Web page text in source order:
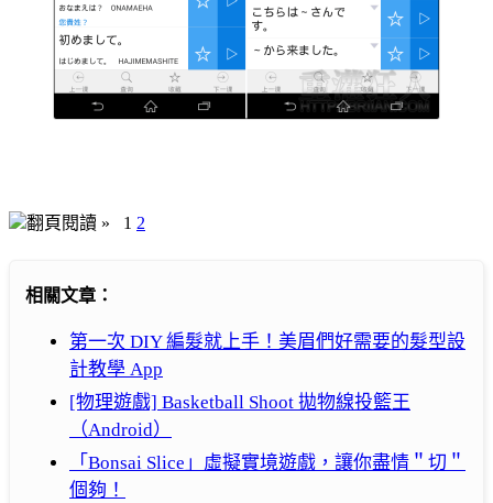
翻頁閱讀 » 1 2
相關文章：
第一次 DIY 編髮就上手！美眉們好需要的髮型設
計教學 App
[物理遊戲] Basketball Shoot 拋物線投籃王
（Android）
「Bonsai Slice」虛擬實境遊戲，讓你盡情＂切＂
個夠！